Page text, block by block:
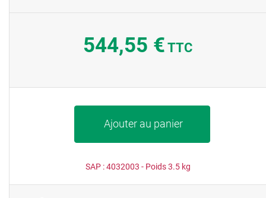
544,55 € TTC
Ajouter au panier
SAP :4032003 - Poids3.5kg